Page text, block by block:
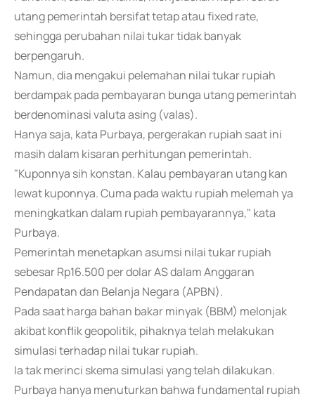
utang pemerintah bersifat tetap atau fixed rate,
sehingga perubahan nilai tukar tidak banyak
berpengaruh.
Namun, dia mengakui pelemahan nilai tukar rupiah
berdampak pada pembayaran bunga utang pemerintah
berdenominasi valuta asing (valas).
Hanya saja, kata Purbaya, pergerakan rupiah saat ini
masih dalam kisaran perhitungan pemerintah.
"Kuponnya sih konstan. Kalau pembayaran utang kan
lewat kuponnya. Cuma pada waktu rupiah melemah ya
meningkatkan dalam rupiah pembayarannya," kata
Purbaya.
Pemerintah menetapkan asumsi nilai tukar rupiah
sebesar Rp16.500 per dolar AS dalam Anggaran
Pendapatan dan Belanja Negara (APBN).
Pada saat harga bahan bakar minyak (BBM) melonjak
akibat konflik geopolitik, pihaknya telah melakukan
simulasi terhadap nilai tukar rupiah.
Ia tak merinci skema simulasi yang telah dilakukan.
Purbaya hanya menuturkan bahwa fundamental rupiah